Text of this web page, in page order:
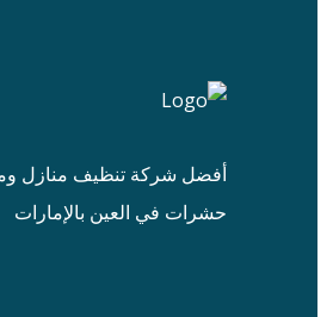
أفضل شركة تنظيف منازل
حشرات في العين بالإمارات